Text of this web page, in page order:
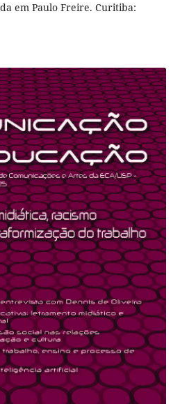
em Paulo Freire. Curitiba: